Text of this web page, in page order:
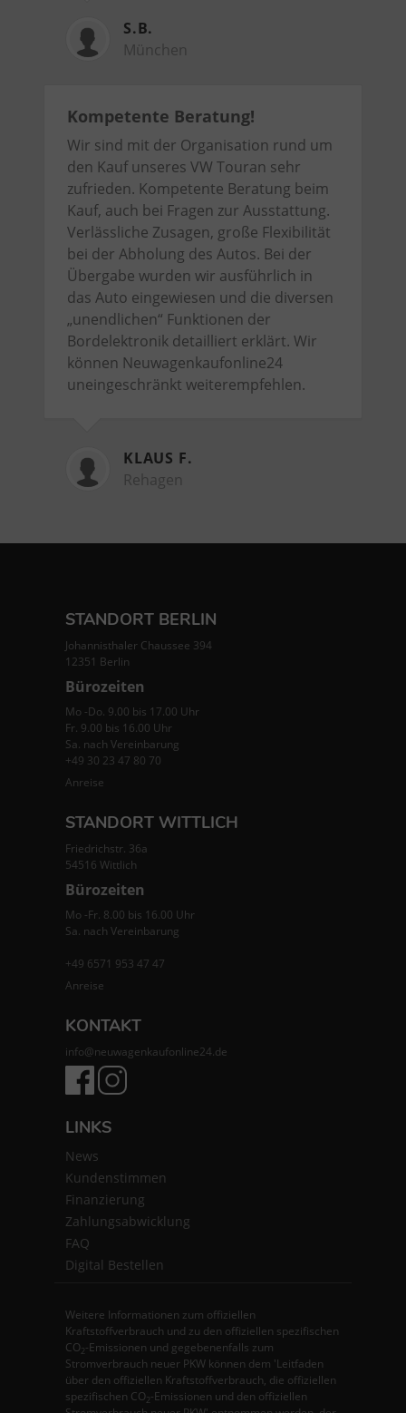
S.B.
München
Kompetente Beratung!
Wir sind mit der Organisation rund um
den Kauf unseres VW Touran sehr
zufrieden. Kompetente Beratung beim
Kauf, auch bei Fragen zur Ausstattung.
Verlässliche Zusagen, große Flexibilität
bei der Abholung des Autos. Bei der
Übergabe wurden wir ausführlich in
das Auto eingewiesen und die diversen
„unendlichen“ Funktionen der
Bordelektronik detailliert erklärt. Wir
können Neuwagenkaufonline24
uneingeschränkt weiterempfehlen.
KLAUS F.
Rehagen
STANDORT BERLIN
Johannisthaler Chaussee 394
12351 Berlin
Bürozeiten
Mo -Do. 9.00 bis 17.00 Uhr
Fr. 9.00 bis 16.00 Uhr
Sa. nach Vereinbarung
+49 30 23 47 80 70
Anreise
STANDORT WITTLICH
Friedrichstr. 36a
54516 Wittlich
Bürozeiten
Mo -Fr. 8.00 bis 16.00 Uhr
Sa. nach Vereinbarung
+49 6571 953 47 47
Anreise
KONTAKT
info@neuwagenkaufonline24.de
LINKS
News
Kundenstimmen
Finanzierung
Zahlungsabwicklung
FAQ
Digital Bestellen
Weitere Informationen zum offiziellen
Kraftstoffverbrauch und zu den offiziellen spezifischen
CO2-Emissionen und gegebenenfalls zum
Stromverbrauch neuer PKW können dem 'Leitfaden
über den offiziellen Kraftstoffverbrauch, die offiziellen
spezifischen CO2-Emissionen und den offiziellen